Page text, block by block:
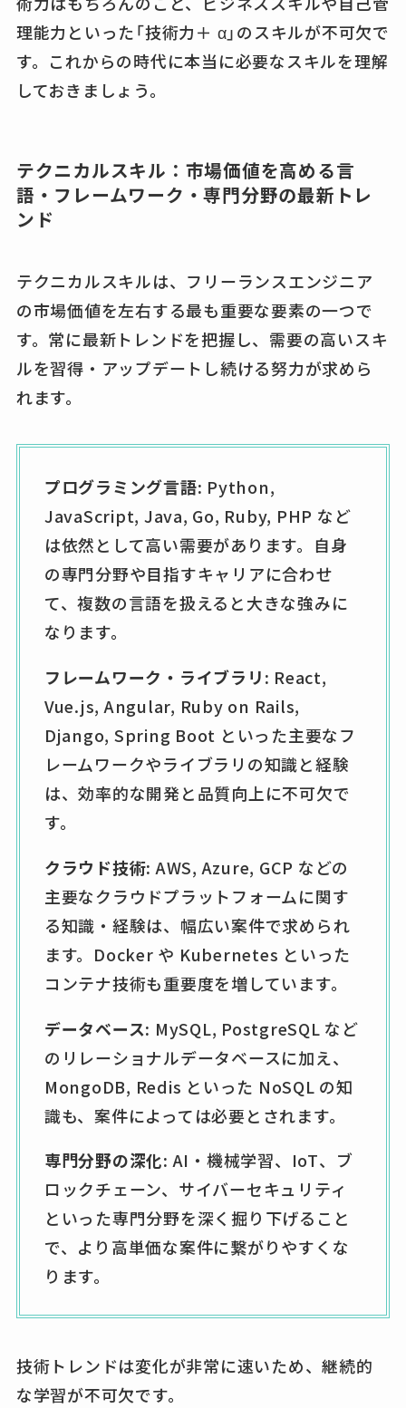
理能力といった「技術力＋ α」のスキルが不可欠で
す。これからの時代に本当に必要なスキルを理解
しておきましょう。
テクニカルスキル：市場価値を高める言
語・フレームワーク・専門分野の最新トレ
ンド
テクニカルスキルは、フリーランスエンジニア
の市場価値を左右する最も重要な要素の一つで
す。常に最新トレンドを把握し、需要の高いスキ
ルを習得・アップデートし続ける努力が求めら
れます。
プログラミング言語: Python,
JavaScript, Java, Go, Ruby, PHP など
は依然として高い需要があります。自身
の専門分野や目指すキャリアに合わせ
て、複数の言語を扱えると大きな強みに
なります。
フレームワーク・ライブラリ: React,
Vue.js, Angular, Ruby on Rails,
Django, Spring Boot といった主要なフ
レームワークやライブラリの知識と経験
は、効率的な開発と品質向上に不可欠で
す。
クラウド技術: AWS, Azure, GCP などの
主要なクラウドプラットフォームに関す
る知識・経験は、幅広い案件で求められ
ます。Docker や Kubernetes といった
コンテナ技術も重要度を増しています。
データベース: MySQL, PostgreSQL など
のリレーショナルデータベースに加え、
MongoDB, Redis といった NoSQL の知
識も、案件によっては必要とされます。
専門分野の深化: AI・機械学習、IoT、ブ
ロックチェーン、サイバーセキュリティ
といった専門分野を深く掘り下げること
で、より高単価な案件に繋がりやすくな
ります。
技術トレンドは変化が非常に速いため、継続的
な学習が不可欠です。